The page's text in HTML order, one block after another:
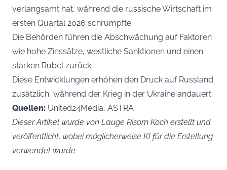
verlangsamt hat, während die russische Wirtschaft im
ersten Quartal 2026 schrumpfte.
Die Behörden führen die Abschwächung auf Faktoren
wie hohe Zinssätze, westliche Sanktionen und einen
starken Rubel zurück.
Diese Entwicklungen erhöhen den Druck auf Russland
zusätzlich, während der Krieg in der Ukraine andauert.
Quellen: United24Media, ASTRA
Dieser Artikel wurde von Lauge Risom Koch erstellt und
veröffentlicht, wobei möglicherweise KI für die Erstellung
verwendet wurde